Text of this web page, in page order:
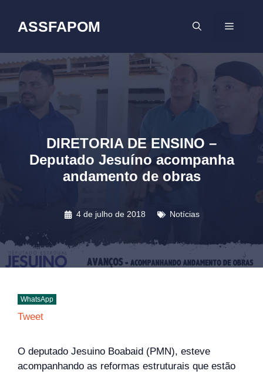
conteúdo
ASSFAPOM MENU
DIRETORIA DE ENSINO –
Deputado Jesuíno acompanha
andamento de obras
4 de julho de 2018 Notícias
WhatsApp
Tweet
O deputado Jesuino Boabaid (PMN), esteve
acompanhando as reformas estruturais que estão